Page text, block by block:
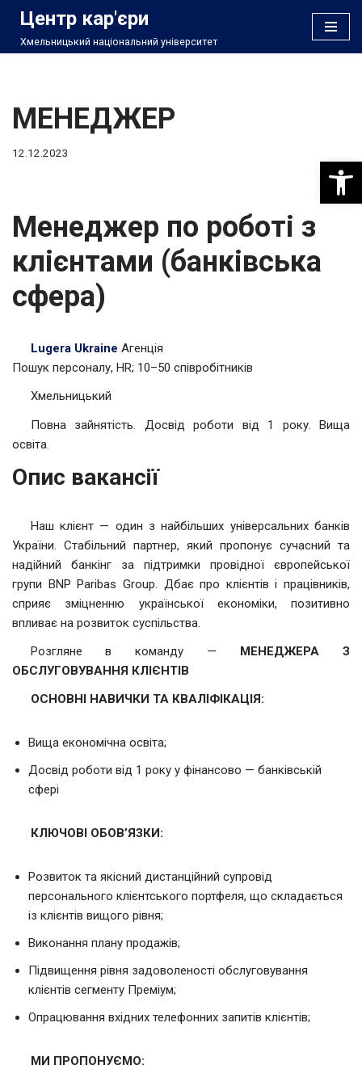
Перейти
Центр кар'єри
Хмельницький національний університет
МЕНЕДЖЕР
12.12.2023
Менеджер по роботі з
клієнтами (банківська
сфера)
Lugera Ukraine Агенція
Пошук персоналу, HR; 10–50 співробітників
Хмельницький
Повна зайнятість. Досвід роботи від 1 року. Вища
освіта.
Опис вакансії
Наш клієнт — один з найбільших універсальних банків
України. Стабільний партнер, який пропонує сучасний та
надійний банкінг за підтримки провідної європейської
групи BNP Paribas Group. Дбає про клієнтів і працівників,
сприяє зміцненню української економіки, позитивно
впливає на розвиток суспільства.
Розгляне в команду — МЕНЕДЖЕРА З
ОБСЛУГОВУВАННЯ КЛІЄНТІВ
ОСНОВНІ НАВИЧКИ ТА КВАЛІФІКАЦІЯ:
Вища економічна освіта;
Досвід роботи від 1 року у фінансово — банківській
сфері
КЛЮЧОВІ ОБОВ’ЯЗКИ:
Розвиток та якісний дистанційний супровід
персонального клієнтського портфеля, що складається
із клієнтів вищого рівня;
Виконання плану продажів;
Підвищення рівня задоволеності обслуговування
клієнтів сегменту Преміум;
Опрацювання вхідних телефонних запитів клієнтів;
МИ ПРОПОНУЄМО: